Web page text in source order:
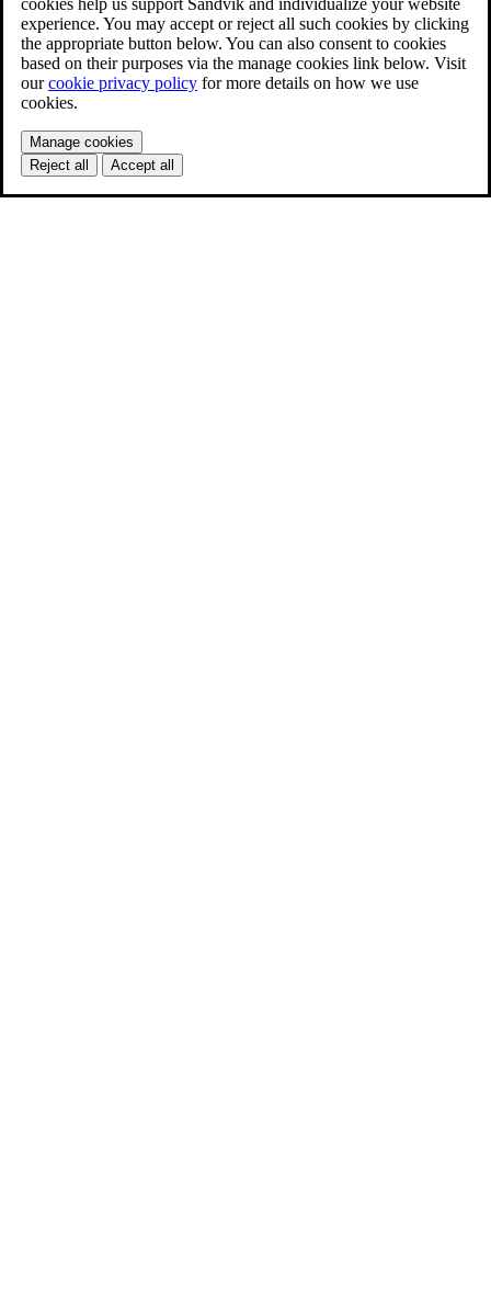
experience. You may accept or reject all such cookies by clicking
the appropriate button below. You can also consent to cookies
based on their purposes via the manage cookies link below. Visit
ourcookie privacy policy for more details on how we use
cookies.
Manage cookies
Reject all
Accept all